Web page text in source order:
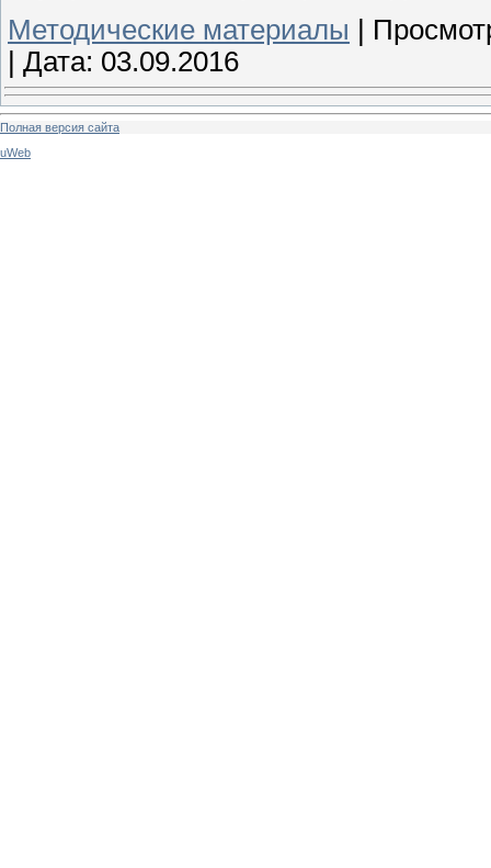
Методические материалы |
| Дата: 03.09.2016
Полная версия сайта
uWeb